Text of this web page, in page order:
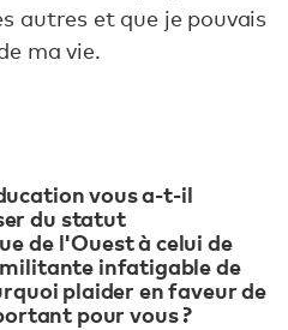
autres et que je pouvais
ma vie.
vous a-t-il
du statut
de l'Ouest à celui de
infatigable de
plaider en faveur de
pour vous ?